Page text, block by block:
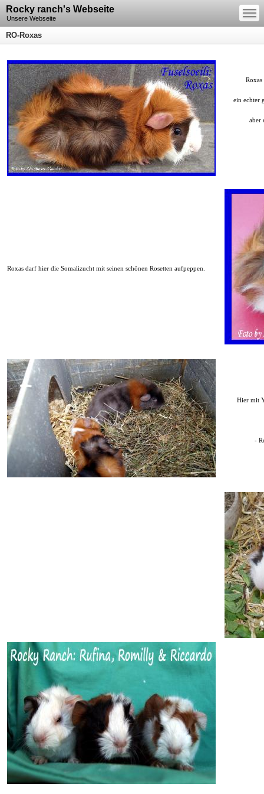
Rocky ranch's Webseite
Unsere Webseite
—
—
—
RO-Roxas
Roxas
ein echter
aber
Roxas darf hier die Somalizucht mit seinen schönen Rosetten aufpeppen.
Hier mit
-